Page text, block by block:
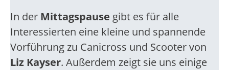
In der Mittagspause gibt es für alle
Interessierten eine kleine und spannende
Vorführung zu Canicross und Scooter von
Liz Kayser. Außerdem zeigt sie uns einige